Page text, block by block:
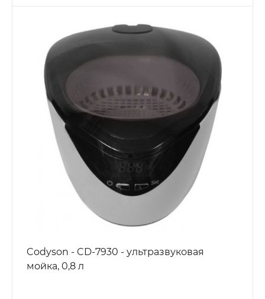
Codyson - CD-7930 - ультразвуковая
мойка, 0,8 л